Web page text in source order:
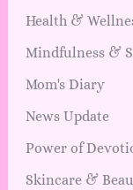
Health &
Mindfulness &
Mom's Diary
News Update
Power of
Skincare &